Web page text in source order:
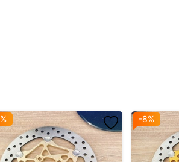
mặt hàng CNC theo yêu cầu khách hàng:
-8%